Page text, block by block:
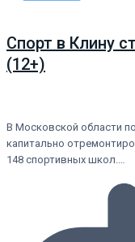
Спорт в Клину
(12+)
В Московской области
капитально
148 спортивных школ.…